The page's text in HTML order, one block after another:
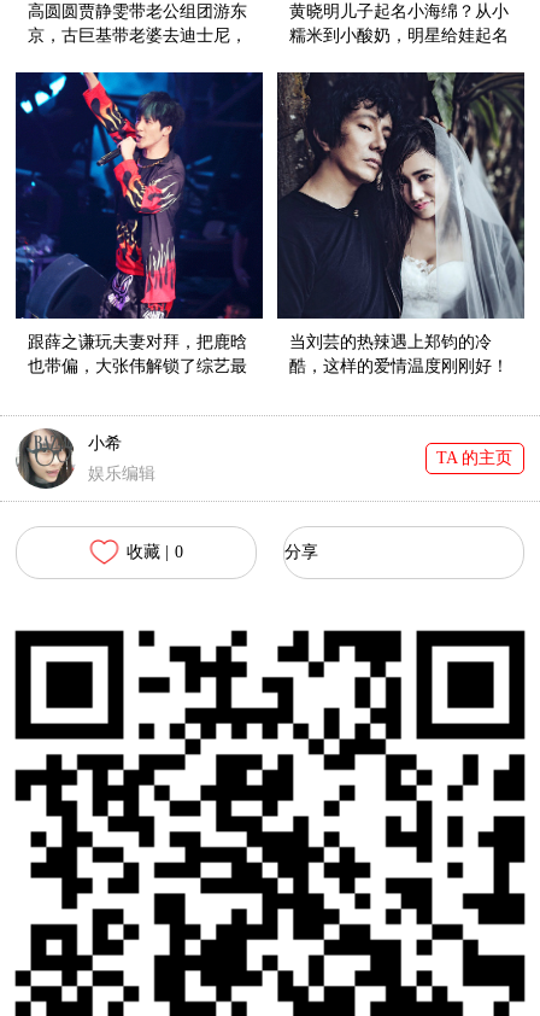
高圆圆贾静雯带老公组团游东
京，古巨基带老婆去迪士尼，
黄晓明儿子起名小海绵？从小
糯米到小酸奶，明星给娃起名
跟薛之谦玩夫妻对拜，把鹿晗
也带偏，大张伟解锁了综艺最
当刘芸的热辣遇上郑钧的冷
酷，这样的爱情温度刚刚好！
小希
娱乐编辑
TA 的主页
收藏 | 0 分享